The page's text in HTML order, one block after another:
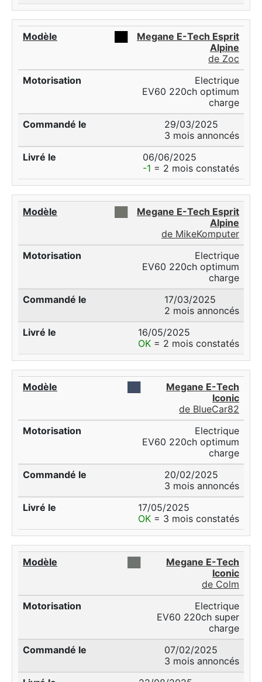
Megane E-Tech Esprit
Alpine
de Zoc
Electrique
EV60 220ch optimum
charge
29/03/2025
3 mois annoncés
06/06/2025
-1 = 2 mois constatés
Megane E-Tech Esprit
Alpine
de MikeKomputer
Electrique
EV60 220ch optimum
charge
17/03/2025
2 mois annoncés
16/05/2025
OK = 2 mois constatés
Megane E-Tech
Iconic
de BlueCar82
Electrique
EV60 220ch optimum
charge
20/02/2025
3 mois annoncés
17/05/2025
OK = 3 mois constatés
Megane E-Tech
Iconic
de Colm
Electrique
EV60 220ch super
charge
07/02/2025
3 mois annoncés